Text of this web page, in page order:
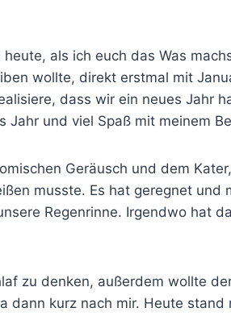
als ich euch das Was
wollte, direkt erstmal mit
dass wir ein neues Jahr
Jahr und viel Spaß mit meinem
Geräusch und dem
musste. Es hat geregnet und
Regenrinne. Irgendwo hat
zu denken, außerdem wollte
dann kurz nach mir. Heute